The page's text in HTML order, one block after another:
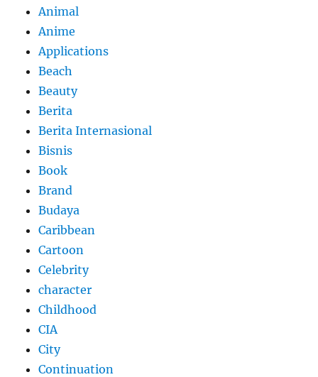
Animal
Anime
Applications
Beach
Beauty
Berita
Berita Internasional
Bisnis
Book
Brand
Budaya
Caribbean
Cartoon
Celebrity
character
Childhood
CIA
City
Continuation